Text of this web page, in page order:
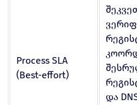
Process SLA
(Best-effort)
და